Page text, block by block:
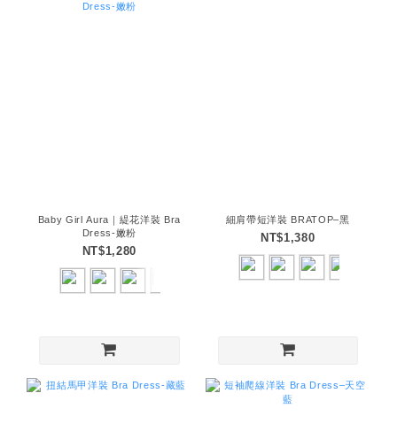
Baby Girl Aura｜緹花洋裝 Bra
Dress-嫩粉
NT$1,280
細肩帶短洋裝 BRATOP–黑
NT$1,380